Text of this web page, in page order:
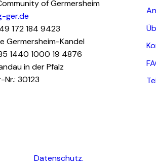
of Germersheim
ger.de
172 184 9423
Germersheim-Kandel
1440 1000 19 4876
in der Pfalz
30123
Datenschutz.